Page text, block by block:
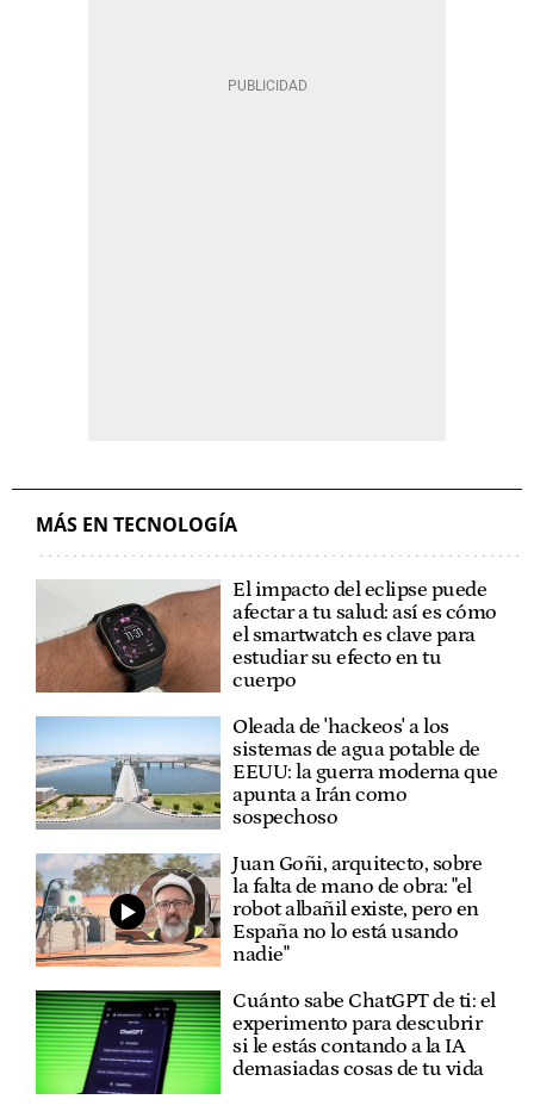
MÁS EN TECNOLOGÍA
El impacto del eclipse puede
afectar a tu salud: así es cómo
el smartwatch es clave para
estudiar su efecto en tu
cuerpo
Oleada de 'hackeos' a los
sistemas de agua potable de
EEUU: la guerra moderna que
apunta a Irán como
sospechoso
Juan Goñi, arquitecto, sobre
la falta de mano de obra: "el
robot albañil existe, pero en
España no lo está usando
nadie"
Cuánto sabe ChatGPT de ti: el
experimento para descubrir
si le estás contando a la IA
demasiadas cosas de tu vida